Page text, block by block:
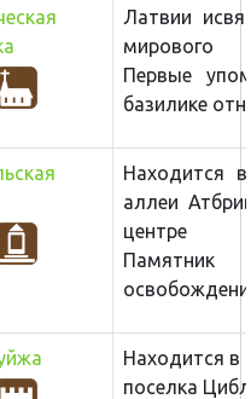
Латвии и
мирового
Первые
базилике
Находится
аллеи
центре
Памятник
Находится в
поселка